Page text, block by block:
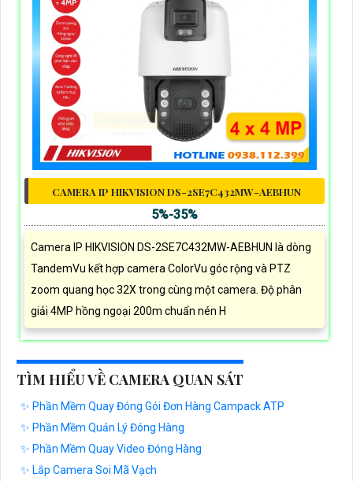
CAMERA IP HIKVISION DS-2SE7C432MW-AEBHUN
5%-35%
Camera IP HIKVISION DS-2SE7C432MW-AEBHUN là dòng
TandemVu kết hợp camera ColorVu góc rộng và PTZ
zoom quang học 32X trong cùng một camera. Độ phân
giải 4MP hồng ngoại 200m chuẩn nén H
TÌM HIỂU VỀ CAMERA QUAN SÁT
✨ Phần Mềm Quay Đóng Gói Đơn Hàng Campack ATP
✨ Phần Mềm Quản Lý Đóng Hàng
✨ Phần Mềm Quay Video Đóng Hàng
✨ Lắp Camera Soi Mã Vạch